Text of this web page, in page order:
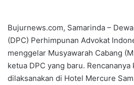
Bujurnews.com, Samarinda –
(DPC) Perhimpunan Advokat
menggelar Musyawarah Cabang
ketua DPC yang baru. Rencananya
dilaksanakan di Hotel Mercure